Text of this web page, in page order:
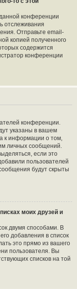
конференции
отслеживания
Отправьте email-
копией полученного
содержится
конференции
конференции.
указаны в вашем
к информации о том,
личных сообщений.
если это
пользователей
будут скрыты
моих друзей и
двумя способами. В
добавления в список
это прямо из вашего
пользователя. Вы
списков на той